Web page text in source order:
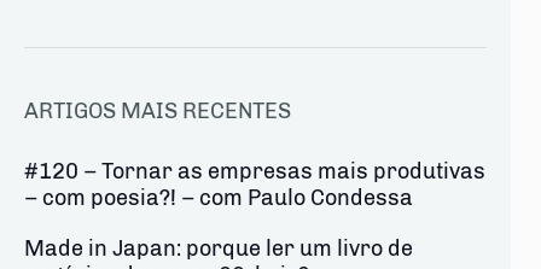
ARTIGOS MAIS RECENTES
#120 – Tornar as empresas mais produtivas
– com poesia?! – com Paulo Condessa
Made in Japan: porque ler um livro de